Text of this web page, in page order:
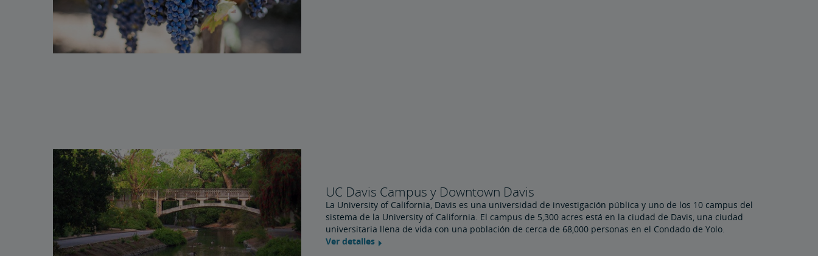
UC Davis Campus y Downtown Davis
La University of California, Davis es una universidad de investigación pública y uno de los 10 campus del
sistema de la University of California. El campus de 5,300 acres está en la ciudad de Davis, una ciudad
universitaria llena de vida con una población de cerca de 68,000 personas en el Condado de Yolo.
Ver detalles